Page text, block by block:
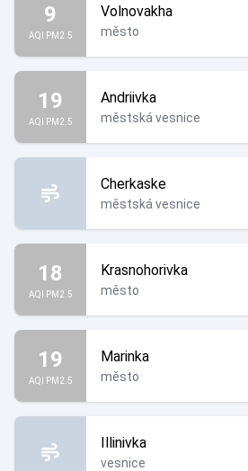
9
AQI PM2.5
Volnovakha
město
19
AQI PM2.5
Andriivka
městská vesnice
Cherkaske
městská vesnice
18
AQI PM2.5
Krasnohorivka
město
19
AQI PM2.5
Marinka
město
Illinivka
vesnice